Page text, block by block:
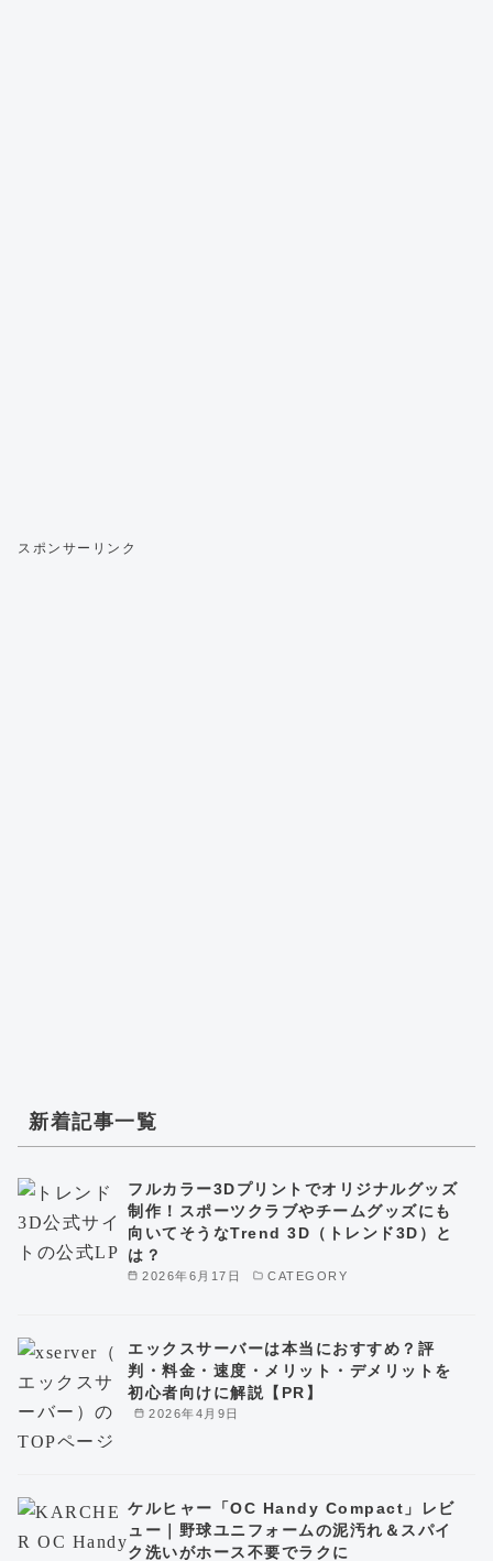
スポンサーリンク
新着記事一覧
2026年6月17日 CATEGORY
フルカラー3Dプリントでオリジナルグッズ
制作！スポーツクラブやチームグッズにも
向いてそうなTrend 3D（トレンド3D）と
は？
2026年4月9日
エックスサーバーは本当におすすめ？評
判・料金・速度・メリット・デメリットを
初心者向けに解説【PR】
ケルヒャー「OC Handy Compact」レビ
ュー｜野球ユニフォームの泥汚れ＆スパイ
ク洗いがホース不要でラクに